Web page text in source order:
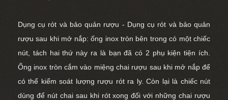
Dụng cụ rót và bảo quản rượu - Dụng cụ rót và bảo quản
rượu sau khi mở nắp: ống inox tròn bên trong có một chiếc
nút, tách hai thứ này ra là bạn đã có 2 phụ kiện tiện ích.
Ống inox tròn cắm vào miệng chai rượu sau khi mở nắp để
có thể kiểm soát lượng rượu rót ra ly. Còn lại là chiếc nút
dùng để nút chai sau khi rót xong đối với những chai rượu